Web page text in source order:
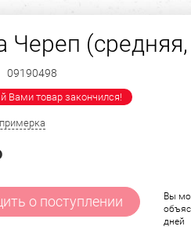
Череп
09190498
Вами товар закончился!
о поступлении
Вы
дней